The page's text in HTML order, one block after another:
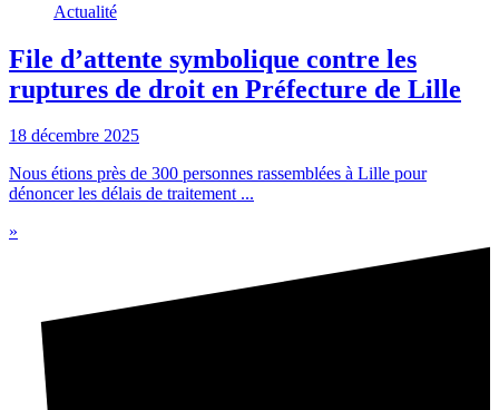
Actualité
File d’attente symbolique contre les
ruptures de droit en Préfecture de Lille
18 décembre 2025
Nous étions près de 300 personnes rassemblées à Lille pour
dénoncer les délais de traitement ...
»